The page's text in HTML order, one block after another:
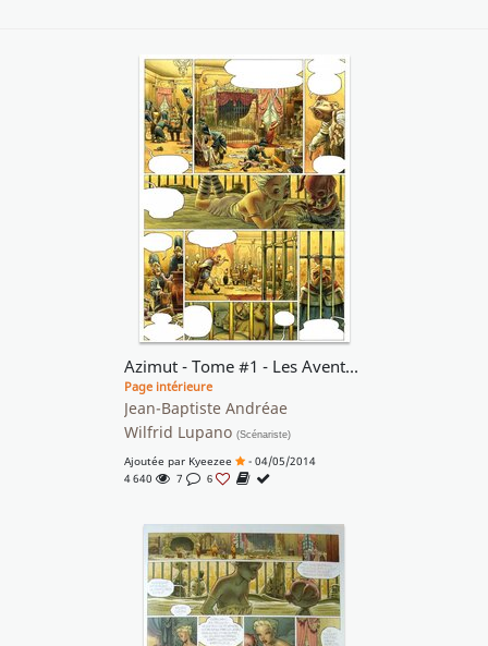
Azimut - Tome #1 - Les Aventuriers du temps perdu
Page intérieure
Jean-Baptiste Andréae
Wilfrid Lupano (Scénariste)
Ajoutée par Kyeezee
- 04/05/2014
4 640
7 6